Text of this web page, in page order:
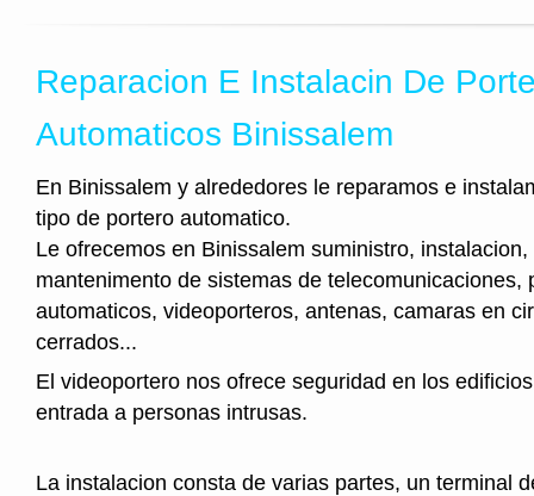
Reparacion E Instalacin De
Automaticos Binissalem
En Binissalem y alrededores le reparamos e
tipo de portero automatico.
Le ofrecemos en Binissalem suministro,
mantenimento de sistemas de telecomunicaciones,
automaticos, videoporteros, antenas, camaras en
cerrados...
El videoportero nos ofrece seguridad en los
entrada a personas intrusas.
La instalacion consta de varias partes, un terminal